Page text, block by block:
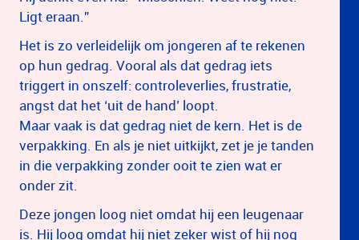
Ligt eraan.”
Het is zo verleidelijk om jongeren af te rekenen
op hun gedrag. Vooral als dat gedrag iets
triggert in onszelf: controleverlies, frustratie,
angst dat het ‘uit de hand’ loopt.
Maar vaak is dat gedrag niet de kern. Het is de
verpakking. En als je niet uitkijkt, zet je je tanden
in die verpakking zonder ooit te zien wat er
onder zit.
Deze jongen loog niet omdat hij een leugenaar
is. Hij loog omdat hij niet zeker wist of hij nog